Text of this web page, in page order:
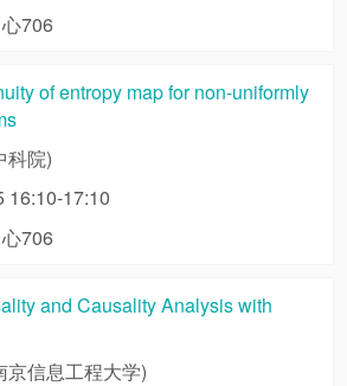
706
of entropy map for non-uniformly
科院)
16:10-17:10
706
and Causality Analysis with
信息工程大学)